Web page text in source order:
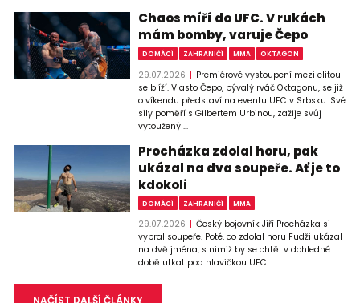
Chaos míří do UFC. V rukách
mám bomby, varuje Čepo
DOMÁCÍ ZAHRANIČÍ MMA OKTAGON
29.07.2026
Premiérové vystoupení mezi elitou
se blíží. Vlasto Čepo, bývalý rváč Oktagonu, se již
o víkendu představí na eventu UFC v Srbsku. Své
síly poměří s Gilbertem Urbinou, zažije svůj
vytoužený ...
Procházka zdolal horu, pak
ukázal na dva soupeře. Ať je to
kdokoli
DOMÁCÍ ZAHRANIČÍ MMA
29.07.2026
Český bojovník Jiří Procházka si
vybral soupeře. Poté, co zdolal horu Fudži ukázal
na dvě jména, s nimiž by se chtěl v dohledné
době utkat pod hlavičkou UFC.